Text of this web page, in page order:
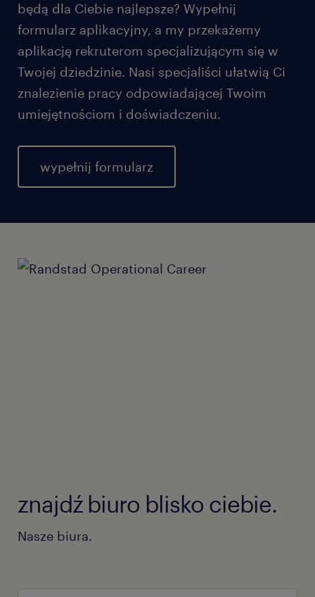
będą dla Ciebie najlepsze? Wypełnij
formularz aplikacyjny, a my przekażemy
aplikację rekruterom specjalizującym się w
Twojej dziedzinie. Nasi specjaliści ułatwią Ci
znalezienie pracy odpowiadającej Twoim
umiejętnościom i doświadczeniu.
wypełnij formularz
znajdź biuro blisko ciebie.
Nasze biura.